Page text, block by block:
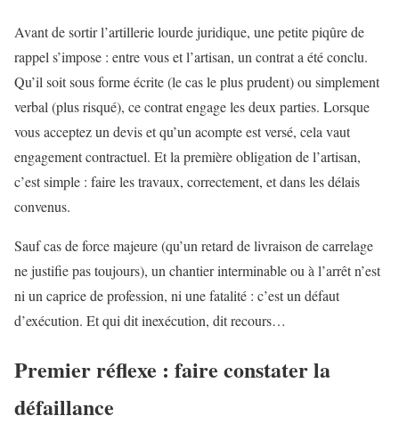
Avant de sortir l’artillerie lourde juridique, une petite piqûre de
rappel s’impose : entre vous et l’artisan, un contrat a été conclu.
Qu’il soit sous forme écrite (le cas le plus prudent) ou simplement
verbal (plus risqué), ce contrat engage les deux parties. Lorsque
vous acceptez un devis et qu’un acompte est versé, cela vaut
engagement contractuel. Et la première obligation de l’artisan,
c’est simple : faire les travaux, correctement, et dans les délais
convenus.
Sauf cas de force majeure (qu’un retard de livraison de carrelage
ne justifie pas toujours), un chantier interminable ou à l’arrêt n’est
ni un caprice de profession, ni une fatalité : c’est un défaut
d’exécution. Et qui dit inexécution, dit recours…
Premier réflexe : faire constater la
défaillance